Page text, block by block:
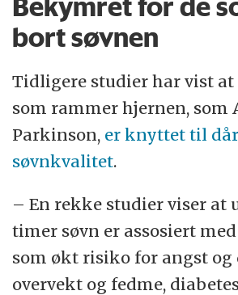
Bekymret for de
bort søvnen
Tidligere studier har vist
som rammer hjernen, som
Parkinson, er knyttet til
søvnkvalitet.
– En rekke studier viser at
timer søvn er assosiert
som økt risiko for angst og
overvekt og fedme,